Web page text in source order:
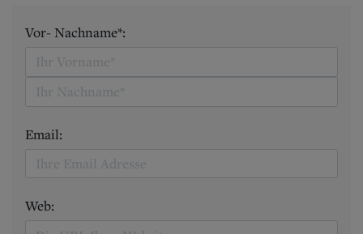
Vor- Nachname*:
Email:
Web: